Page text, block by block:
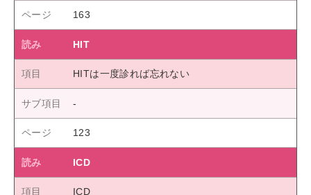
163
HIT
HITは一度診れば忘れない
123
ICD
ICD